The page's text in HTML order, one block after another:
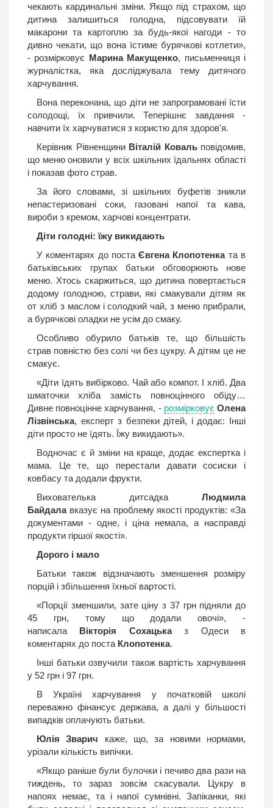
чекають кардинальні зміни. Якщо під страхом, що
дитина залишиться голодна, підсовувати їй
макарони та картоплю за будь-якої нагоди - то
дивно чекати, що вона їстиме бурячкові котлети»,
- розмірковує Марина Макущенко, письменниця і
журналістка, яка досліджувала тему дитячого
харчування.
Вона переконана, що діти не запрограмовані їсти
солодощі, їх привчили. Теперішнє завдання -
навчити їх харчуватися з користю для здоров'я.
Керівник Рівненщини Віталій Ковальповідомив,
що меню оновили у всіх шкільних їдальнях області
і показав фото страв.
За його словами, зі шкільних буфетів зникли
непастеризовані соки, газовані напої та кава,
вироби з кремом, харчові концентрати.
Діти голодні: їжу викидають
У коментарях до постаЄвгена Клопотенката в
батьківських групах батьки обговорюють нове
меню. Хтось скаржиться, що дитина повертається
додому голодною, страви, які смакували дітям як
от хліб з маслом і солодкий чай, з меню прибрали,
а бурячкові оладки не усім до смаку.
Особливо обурило батьків те, що більшість
страв повністю без солі чи без цукру. А дітям це не
смакує.
«Діти їдять вибірково. Чай або компот. І хліб. Два
шматочки хліба замість повноцінного обіду…
Дивне повноцінне харчування, - розмірковує Олена
Лізвінська, експерт з безпеки дітей, і додає: Інші
діти просто не їдять. Їжу викидають».
Водночас є й зміни на краще, додає експертка і
мама. Це те, що перестали давати сосиски і
ковбасу та додали фрукти.
Вихователька дитсадка Людмила
Байдалавказує на проблему якості продуктів: «За
документами - одне, і ціна немала, а насправді
продукти гіршої якості».
Дорого і мало
Батьки також відзначають зменшення розміру
порцій і збільшення їхньої вартості.
«Порції зменшили, зате ціну з 37 грн підняли до
45 грн, тому що додали овочі», -
написала Вікторія Сохацьказ Одеси в
коментарях до поста Клопотенка.
Інші батьки озвучили також вартість харчування
у 52 грн і 97 грн.
В Україні харчування у початковій школі
переважно фінансує держава, а далі у більшості
випадків оплачують батьки.
Юлія Зварич каже, що, за новими нормами,
урізали кількість випічки.
«Якщо раніше були булочки і печиво два рази на
тиждень, то зараз зовсім скасували. Цукру в
напоях немає, та і напої сумнівні. Запіканки, які